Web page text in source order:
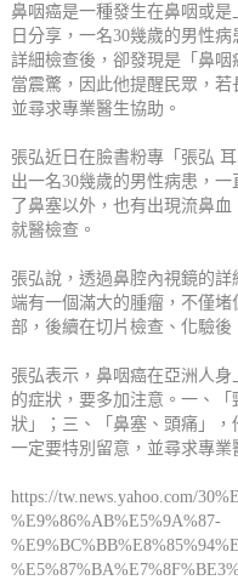
鼻咽癌是一種發生在鼻咽或
日分享，一名30幾歲的男性
詳細檢查後，卻發現是「鼻
當震驚，因此他提醒民眾，若
並尋求專業醫生協助。
張弘近日在臉書粉專「張弘
出一名30幾歲的男性病患，
了鼻塞以外，也有出現流鼻
就醫檢查。
張弘說，透過鼻腔內視鏡的
端有一個滿大的腫瘤，不僅
部，後續在切片檢查、化驗後
張弘表示，鼻咽癌在亞洲人
的症狀，要多加注意。一、
狀」；三、「鼻塞、頭痛」，
一定要特別留意，並尋求專業
https://tw.news.yahoo.com/
%E9%86%AB%E5%9A%87-